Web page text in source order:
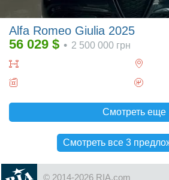
Alfa Romeo Giulia 2025
56 029 $ • 2 500 000 грн
Смотреть еще
Смотреть все 3
© 2014-2026 RIA.com